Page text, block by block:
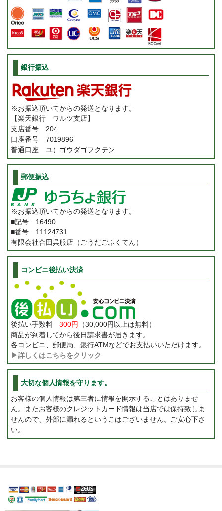
銀行振込
※お振込頂いてからの発送となります。
【楽天銀行 ワルツ支店】
支店番号 204
口座番号 7019896
普通口座 ユ）ゴウダゴフクテン
郵便振込
※お振込頂いてからの発送となります。
■記号 16490
■番号 11124731
有限会社合田呉服店（ごうだごふくてん）
コンビニ後払い決済
後払い手数料 300円
（30,000円以上は無料）
商品が到着してから後日請求書が届きます。
各コンビニ、郵便局、銀行ATMなどでお支払いいただけます。
▶詳しくはこちらをクリック
大切な個人情報を守ります。
お客様の個人情報は第三者に情報を開示することはありませ
ん。またお客様のクレジットカード情報は当店では保持致しま
せんので、外部に漏れるというこはございません。ご安心下さ
い。